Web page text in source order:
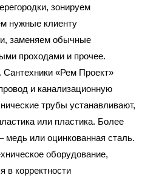
зонируем
нужные клиенту
заменяем обычные
проходами и прочее.
«Рем Проект»
и канализационную
трубы устанавливают,
или пластика. Более
медь или оцинкованная сталь.
оборудование,
в корректности